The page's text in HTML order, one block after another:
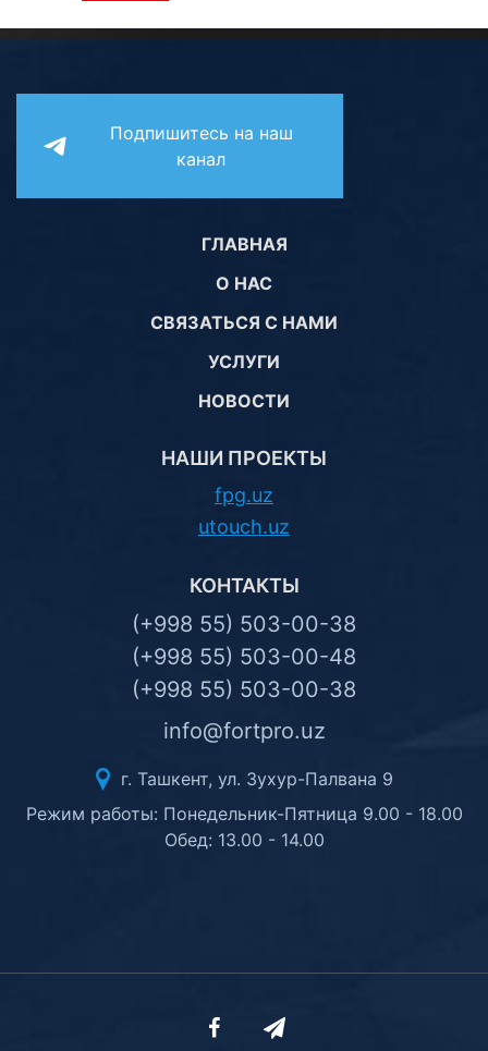
Подпишитесь на наш
канал
ГЛАВНАЯ
О НАС
СВЯЗАТЬСЯ С НАМИ
УСЛУГИ
НОВОСТИ
НАШИ ПРОЕКТЫ
fpg.uz
utouch.uz
КОНТАКТЫ
(+998 55) 503-00-38
(+998 55) 503-00-48
(+998 55) 503-00-38
info@fortpro.uz
г. Ташкент, ул. Зухур-Палвана 9
Режим работы: Понедельник-Пятница 9.00 - 18.00
Обед: 13.00 - 14.00